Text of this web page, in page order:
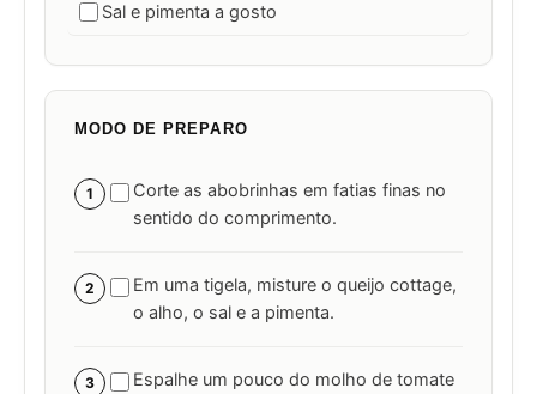
Sal e pimenta a gosto
MODO DE PREPARO
1
Corte as abobrinhas em fatias finas no
sentido do comprimento.
2
Em uma tigela, misture o queijo cottage,
o alho, o sal e a pimenta.
3
Espalhe um pouco do molho de tomate